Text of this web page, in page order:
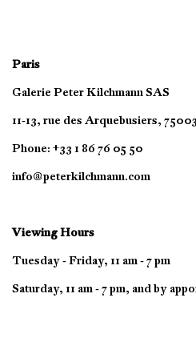
Paris
Galerie Peter Kilchmann SAS
11-13, rue des Arquebusiers,
Phone: +33 1 86 76 05 50
info@peterkilchmann.com
Viewing Hours
Tuesday - Friday, 11 am - 7 pm
Saturday, 11 am - 7 pm, and by